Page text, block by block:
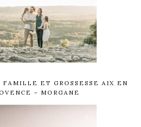
FAMILLE ET GROSSESSE AIX EN
– MORGANE